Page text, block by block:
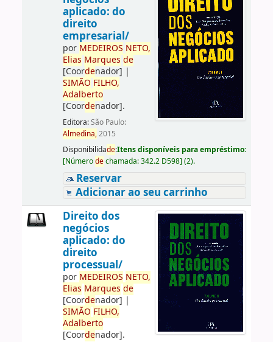
aplicado: do
direito
empresarial/
por MEDEIROS NETO,
Elias Marques de
[Coordenador] |
SIMÃO FILHO,
Adalberto
[Coordenador].
Editora:São Paulo:
Almedina,2015
Disponibilidade:Itens disponíveis para empréstimo:
[Númerodechamada:342.2 D598] (2).
Reservar
Adicionar ao seu carrinho
Direito dos
negócios
aplicado: do
direito
processual/
por MEDEIROS NETO,
Elias Marques de
[Coordenador] |
SIMÃO FILHO,
Adalberto
[Coordenador].